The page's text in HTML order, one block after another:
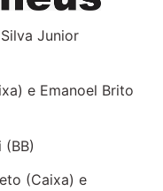
Junior
e Emanoel Brito
(BB)
(Caixa) e